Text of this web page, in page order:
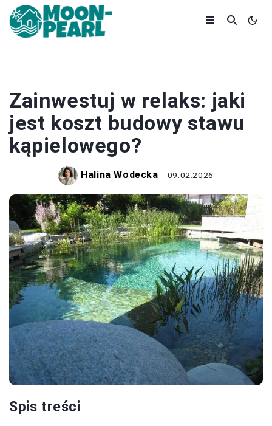
Zainwestuj w relaks: jaki
jest koszt budowy stawu
kąpielowego?
Halina Wodecka 09.02.2026
Spis treści